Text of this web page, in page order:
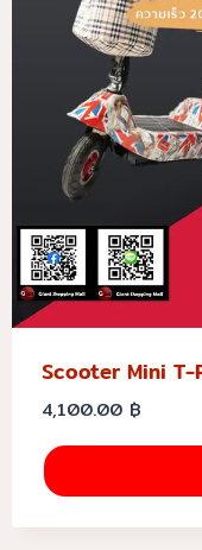
Scooter Mini T-
4,100.00 ฿